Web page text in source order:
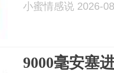
小蜜情感说 2026-
9000毫安塞